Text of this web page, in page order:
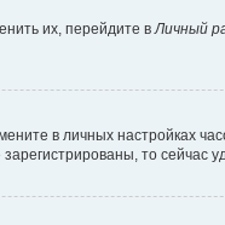
их, перейдите в Личный
в личных настройках
то сейчас